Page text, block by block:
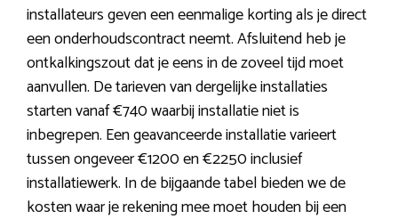
installateurs geven een eenmalige korting als je direct
een onderhoudscontract neemt. Afsluitend heb je
ontkalkingszout dat je eens in de zoveel tijd moet
aanvullen. De tarieven van dergelijke installaties
starten vanaf €740 waarbij installatie niet is
inbegrepen. Een geavanceerde installatie varieert
tussen ongeveer €1200 en €2250 inclusief
installatiewerk. In de bijgaande tabel bieden we de
kosten waar je rekening mee moet houden bij een